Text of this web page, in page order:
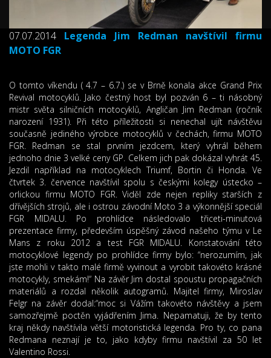
07.07.2014 Legenda Jim Redman navštívil firmu
MOTO FGR
O tomto víkendu ( 4.7 – 6.7.) se v Brně konala akce Grand Prix
Revival motocyklů. Jako čestný host byl pozván 6 – ti násobný
mistr světa silničních motocyklů, Angličan Jim Redman (ročník
narození 1931). Při této příležitosti si nenechal ujít návštěvu
současně jediného výrobce motocyklů v čechách, firmu MOTO
FGR. Redman se stal prvním jezdcem, který vyhrál během
jednoho dnie 3 velké ceny GP. Celkem jich pak dokázal vyhrát 45.
Jezdil například na motocyklech Triumf, Bortin či Honda. Ve
čtvrtek 3. července navštívil spolu s českými kolegy ústecko –
orlickou firmu MOTO FGR. Viděl zde nejen repliky starších z
dřívějších strojů, ale i ostrou závodní Moto 3 a výkonnější speciál
FGR MIDALU. Po prohlídce následovalo třiceti-minutová
prezentace firmy, především úspěšný závod našeho týmu v Le
Mans z roku 2012 a test FGR MIDALU. Konstatování této
motocyklové legendy po prohlídce firmy bylo: “nerozumím, jak
jste mohli v takto malé firmě vyvinout a vyrobit takovéto krásné
motocykly, smekám!“ Na závěr Jim dostal spoustu propagačních
materiálů a rozdal několik autogramů. Majitel firmy, Miroslav
Felgr na závěr dodal:“moc si Vážím takovéto návštěvy a jsem
samozřejmě poctěn vyjádřením Jima. Nepamatuji, že by tento
kraj někdy navštívila větší motoristická legenda. Pro ty, co pana
Redmana neznají je to, jako kdyby firmu navštívil za 50 let
Valentino Rossi.